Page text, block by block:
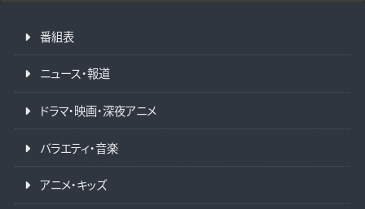
番組表
ニュース・報道
ドラマ・映画・深夜アニメ
バラエティ・音楽
アニメ・キッズ